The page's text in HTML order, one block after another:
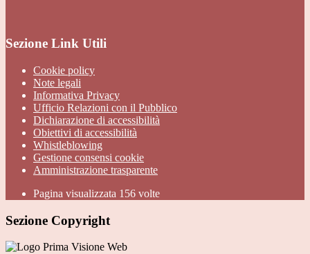
Sezione Link Utili
Cookie policy
Note legali
Informativa Privacy
Ufficio Relazioni con il Pubblico
Dichiarazione di accessibilità
Obiettivi di accessibilità
Whistleblowing
Gestione consensi cookie
Amministrazione trasparente
Pagina visualizzata 156 volte
Sezione Copyright